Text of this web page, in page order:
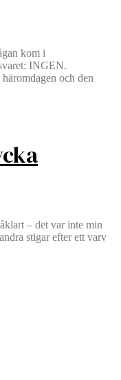
kom i
INGEN.
och den
– det var inte min
stigar efter ett varv